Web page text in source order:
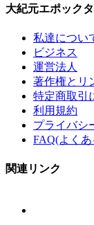
大紀元エポック
私達につい
ビジネス
運営法人
著作権とリ
特定商取引
利用規約
プライバシ
FAQ(よくあ
関連リンク